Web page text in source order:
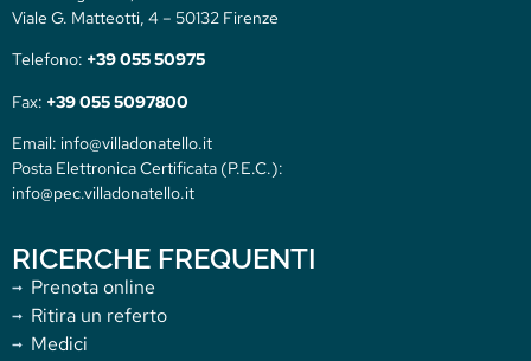
Viale G. Matteotti, 4 – 50132 Firenze
Telefono: +39 055 50975
Fax: +39 055 5097800
Email: info@villadonatello.it
Posta Elettronica Certificata (P.E.C.):
info@pec.villadonatello.it
RICERCHE FREQUENTI
Prenota online
Ritira un referto
Medici